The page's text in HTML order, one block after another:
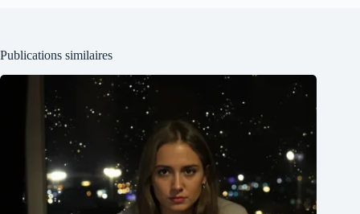
Publications similaires